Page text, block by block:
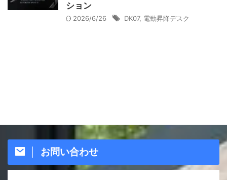
ション
2026/6/26 DK07, 電動昇降デスク
お問い合わせ